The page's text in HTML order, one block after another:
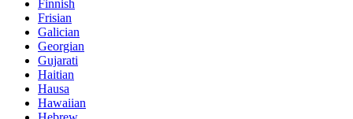
Finnish
Frisian
Galician
Georgian
Gujarati
Haitian
Hausa
Hawaiian